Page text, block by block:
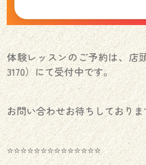
体験レッスンのご予約は、店
3170）にて受付中です。
お問い合わせお待ちしており
⭐️⭐️⭐️⭐️⭐️⭐️⭐️⭐️⭐️⭐️⭐️⭐️⭐️⭐️